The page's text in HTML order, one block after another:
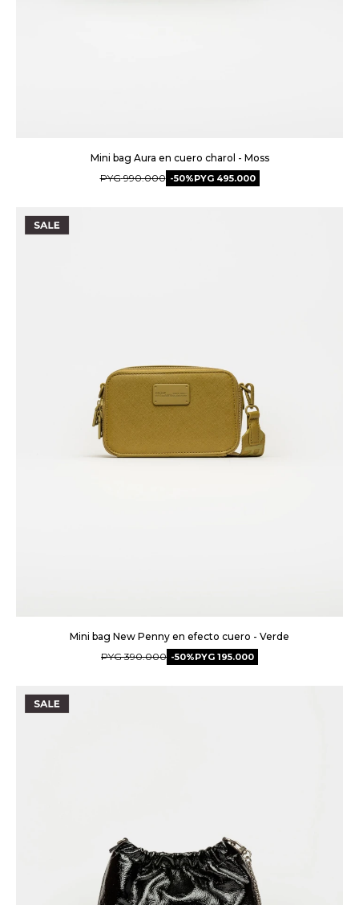
Mini bag Aura en cuero charol - Moss
PYG 990.000 50 PYG 495.000
Mini bag New Penny en efecto cuero - Verde
PYG 390.000 50 PYG 195.000